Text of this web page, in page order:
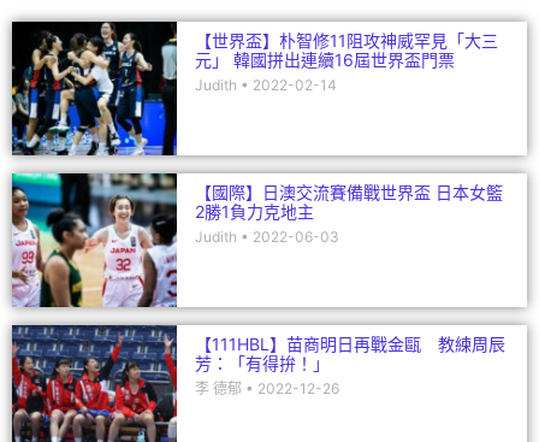
k
【世界盃】朴智修11阻攻神威罕見「大三
元」 韓國拼出連續16屆世界盃門票
Judith 2022-02-14
【國際】日澳交流賽備戰世界盃 日本女籃
2勝1負力克地主
Judith 2022-06-03
【111HBL】苗商明日再戰金甌 教練周辰
芳：「有得拚！」
李 德郁 2022-12-26